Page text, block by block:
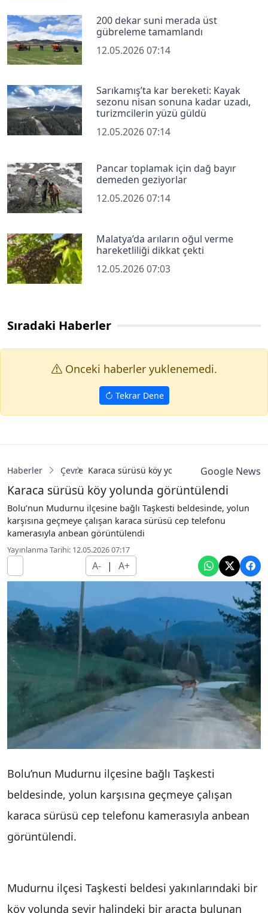
200 dekar suni merada üst
gübreleme tamamlandı
12.05.2026 07:14
Sarıkamış’ta kar bereketi: Kayak
sezonu nisan sonuna kadar uzadı,
turizmcilerin yüzü güldü
12.05.2026 07:14
Pancar toplamak için dağ bayır
demeden geziyorlar
12.05.2026 07:14
Malatya’da arıların oğul verme
hareketliliği dikkat çekti
12.05.2026 07:03
Sıradaki Haberler
Onceki haberler yuklenemedi.
Tekrar Dene
Haberler Çevre Karaca sürüsü köy yolunda görüntülendi
Google News
Karaca sürüsü köy yolunda görüntülendi
Bolu’nun Mudurnu ilçesine bağlı Taşkesti beldesinde, yolun
karşısına geçmeye çalışan karaca sürüsü cep telefonu
kamerasıyla anbean görüntülendi
Yayınlanma Tarihi: 12.05.2026 07:17
A- | A+
Bolu’nun Mudurnu ilçesine bağlı Taşkesti
beldesinde, yolun karşısına geçmeye çalışan
karaca sürüsü cep telefonu kamerasıyla anbean
görüntülendi.
Mudurnu ilçesi Taşkesti beldesi yakınlarındaki bir
köy yolunda seyir halindeki bir araçta bulunan